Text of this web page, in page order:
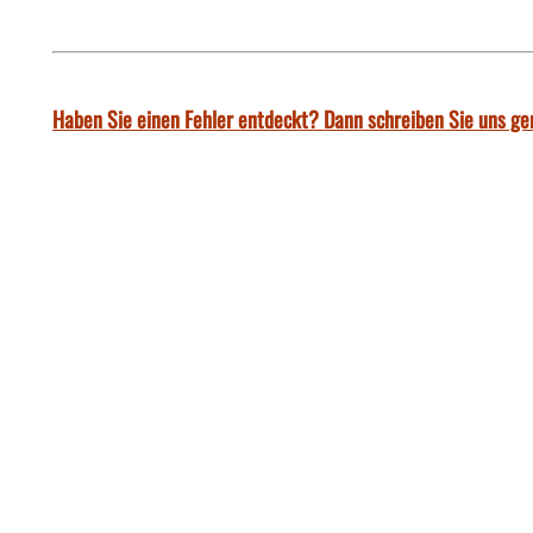
Haben Sie einen Fehler entdeckt? Dann schreiben Sie uns